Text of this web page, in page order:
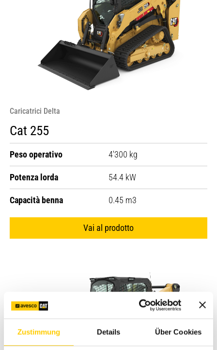
Zustimmung Details Über Cookies
Caricatrici Delta
Cat 255
Peso operativo 4'300 kg
Potenza lorda 54.4 kW
Capacità benna 0.45 m3
Vai al prodotto